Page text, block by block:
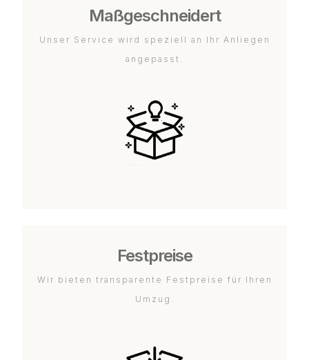
Maßgeschneidert
Unser Service wird speziell an Ihr Anliegen
angepasst.
Festpreise
Wir bieten transparente Festpreise für Ihren
Umzug.